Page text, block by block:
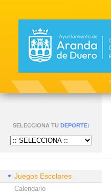
SELECCIONA TU DEPORTE:
Juegos Escolares
Calendario